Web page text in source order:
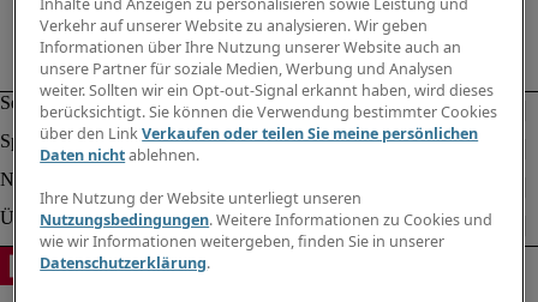
Inhalte und Anzeigen zu personalisieren sowie Leistung und
Verkehr auf unserer Website zu analysieren. Wir geben
Informationen über Ihre Nutzung unserer Website auch an
unsere Partner für soziale Medien, Werbung und Analysen
weiter. Sollten wir ein Opt-out-Signal erkannt haben, wird dieses
berücksichtigt. Sie können die Verwendung bestimmter Cookies
über den LinkVerkaufen oder teilen Sie meine persönlichen
Daten nichtablehnen.
Ihre Nutzung der Website unterliegt unseren
Nutzungsbedingungen. Weitere Informationen zu Cookies und
wie wir Informationen weitergeben, finden Sie in unserer
Datenschutzerklärung.